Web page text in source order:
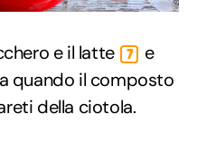
e il latte 7
e
quando il composto
della ciotola.